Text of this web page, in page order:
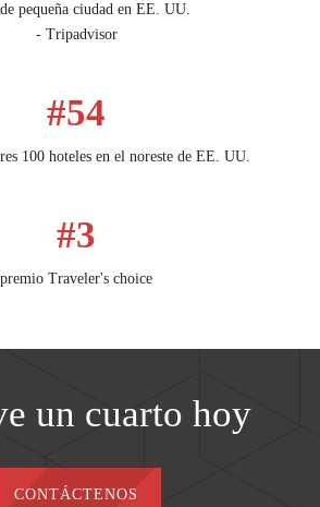
pequeña ciudad en EE. UU.
- Tripadvisor
#54
100 hoteles en el noreste de EE. UU.
#3
premio Traveler's choice
un cuarto hoy
CONTÁCTENOS